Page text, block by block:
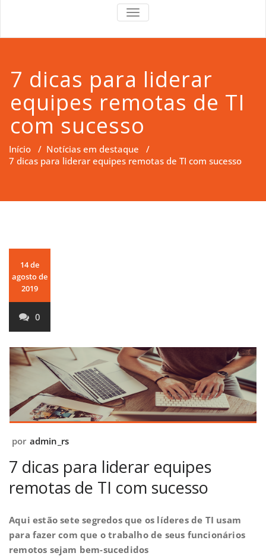
Support
TOGGLE
NAVIGATION
7 dicas para liderar
equipes remotas de TI
com sucesso
Início / Notícias em destaque /
7 dicas para liderar equipes remotas de TI com sucesso
14 de
agosto de
2019
0
por admin_rs
7 dicas para liderar equipes
remotas de TI com sucesso
Aqui estão sete segredos que os líderes de TI usam
para fazer com que o trabalho de seus funcionários
remotos sejam bem-sucedidos